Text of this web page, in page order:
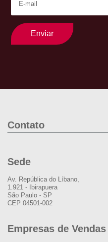
Enviar
Contato
Sede
Av. República do Líbano,
1.921 - Ibirapuera
São Paulo - SP
CEP 04501-002
Empresas de Vendas